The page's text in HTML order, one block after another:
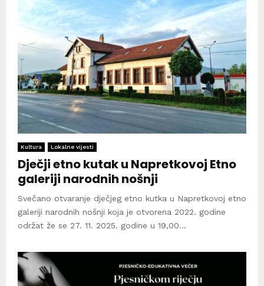
Kultura Lokalne vijesti
Dječji etno kutak u Napretkovoj Etno
galeriji narodnih nošnji
Svečano otvaranje dječjeg etno kutka u Napretkovoj etno
galeriji narodnih nošnji koja je otvorena 2022. godine
održat že se 27. 11. 2025. godine u 19,00...